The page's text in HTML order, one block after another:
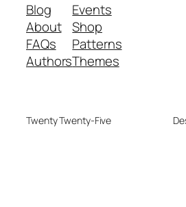
Blog
About
FAQs
Authors
Events
Shop
Patterns
Themes
Twenty Twenty-Five